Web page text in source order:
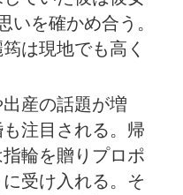
いを確かめ合う。
は現地でも高く
産の話題が増
注目される。帰
輪を贈りプロポ
受け入れる。そ